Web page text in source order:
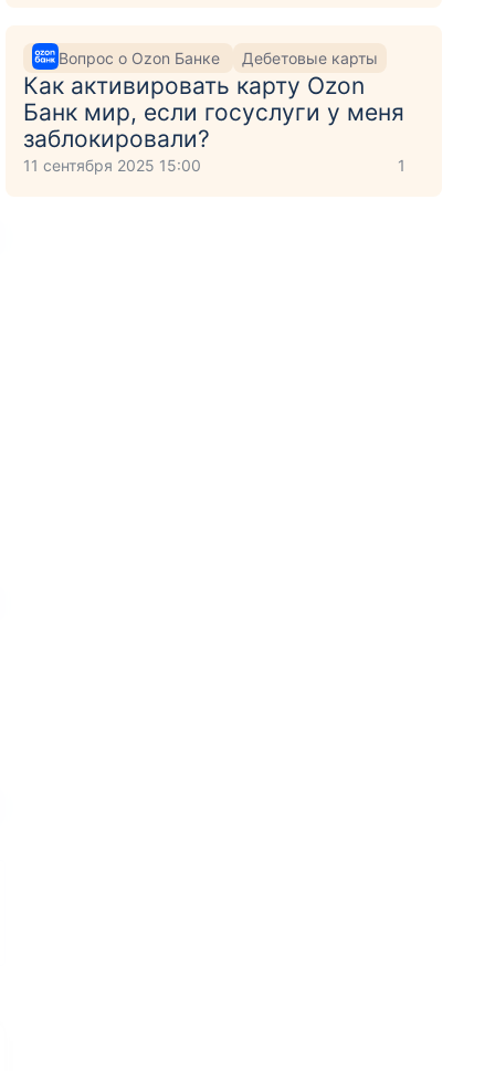
Вопрос о Ozon Банке Дебетовые карты
Как активировать карту Ozon
Банк мир, если госуслуги у меня
заблокировали?
11 сентября 2025 15:00 1